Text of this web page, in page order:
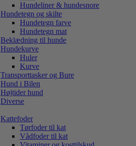
Hundeliner & hundesnore
Hundetegn og skilte
Hundetegn farve
Hundetegn mat
Beklædning til hunde
Hundekurve
Huler
Kurve
Transporttasker og Bure
Hund i Bilen
Højtider hund
Diverse
Kattefoder
Tørfoder til kat
Vådfoder til kat